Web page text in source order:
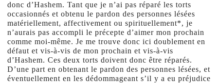
donc d’Hashem. Tant que je n’ai pas réparé les torts
occasionnés et obtenu le pardon des personnes lésées
matériellement, affectivement ou spirituellement*, je
n’aurais pas accompli le précepte d’aimer mon prochain
comme moi-même. Je me trouve donc ici doublement en
défaut et vis-à-vis de mon prochain et vis-à-vis
d’Hashem. Ces deux torts doivent donc être réparés.
D’une part en obtenant le pardon des personnes lésées, et
éventuellement en les dédommageant s’il y a eu préjudice